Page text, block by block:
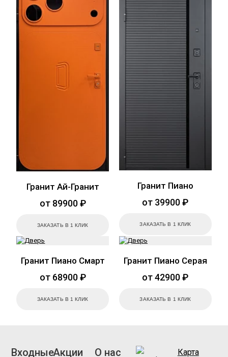
Гранит Ай-Гранит
от 89900 ₽
ЗАКАЗАТЬ В 1 КЛИК
Гранит Пиано
от 39900 ₽
ЗАКАЗАТЬ В 1 КЛИК
Гранит Пиано Смарт
от 68900 ₽
ЗАКАЗАТЬ В 1 КЛИК
Гранит Пиано Серая
от 42900 ₽
ЗАКАЗАТЬ В 1 КЛИК
ВходныеАкции О нас Карта